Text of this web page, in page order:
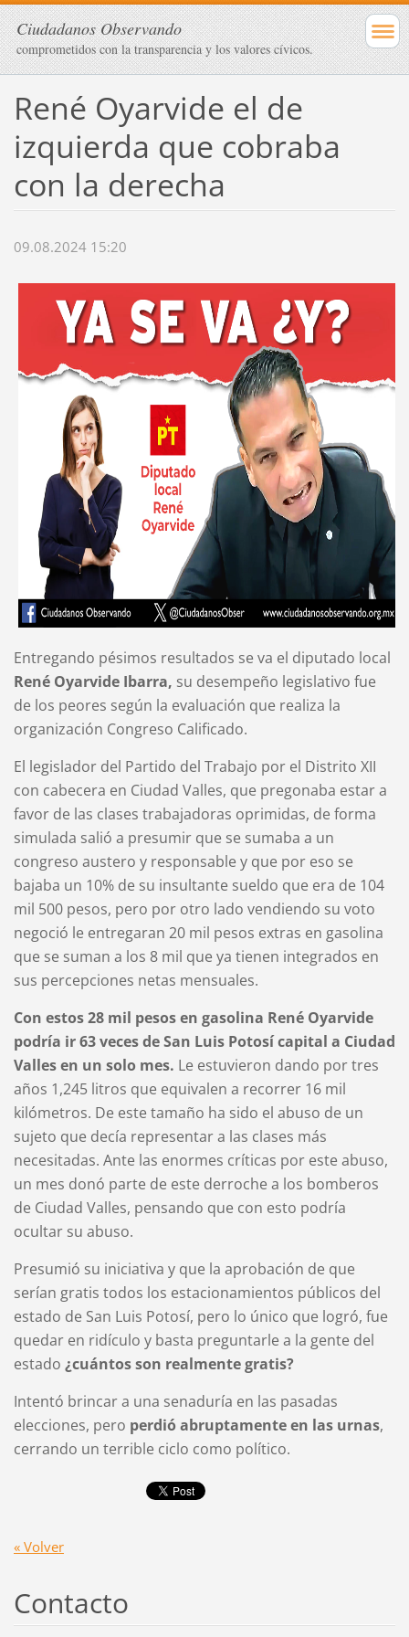
Ciudadanos Observando
comprometidos con la transparencia y los valores cívicos.
René Oyarvide el de
izquierda que cobraba
con la derecha
09.08.2024 15:20
Entregando pésimos resultados se va el diputado local
René Oyarvide Ibarra, su desempeño legislativo fue
de los peores según la evaluación que realiza la
organización Congreso Calificado.
El legislador del Partido del Trabajo por el Distrito XII
con cabecera en Ciudad Valles, que pregonaba estar a
favor de las clases trabajadoras oprimidas, de forma
simulada salió a presumir que se sumaba a un
congreso austero y responsable y que por eso se
bajaba un 10% de su insultante sueldo que era de 104
mil 500 pesos, pero por otro lado vendiendo su voto
negoció le entregaran 20 mil pesos extras en gasolina
que se suman a los 8 mil que ya tienen integrados en
sus percepciones netas mensuales.
Con estos 28 mil pesos en gasolina René Oyarvide
podría ir 63 veces de San Luis Potosí capital a Ciudad
Valles en un solo mes. Le estuvieron dando por tres
años 1,245 litros que equivalen a recorrer 16 mil
kilómetros. De este tamaño ha sido el abuso de un
sujeto que decía representar a las clases más
necesitadas. Ante las enormes críticas por este abuso,
un mes donó parte de este derroche a los bomberos
de Ciudad Valles, pensando que con esto podría
ocultar su abuso.
Presumió su iniciativa y que la aprobación de que
serían gratis todos los estacionamientos públicos del
estado de San Luis Potosí, pero lo único que logró, fue
quedar en ridículo y basta preguntarle a la gente del
estado ¿cuántos son realmente gratis?
Intentó brincar a una senaduría en las pasadas
elecciones, pero perdió abruptamente en las urnas,
cerrando un terrible ciclo como político.
« Volver
Contacto